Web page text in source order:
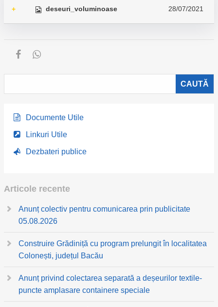
+
deseuri_voluminoase 28/07/2021
Documente Utile
Linkuri Utile
Dezbateri publice
Articole recente
Anunț colectiv pentru comunicarea prin publicitate
05.08.2026
Construire Grădiniță cu program prelungit în localitatea
Colonești, județul Bacău
Anunț privind colectarea separată a deșeurilor textile-
puncte amplasare containere speciale